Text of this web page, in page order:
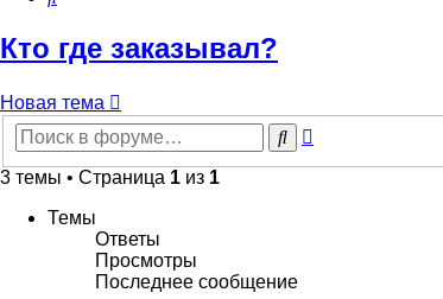
Кто где заказывал?
Новая тема
Поиск
3 темы • Страница 1 из 1
Темы
Ответы
Просмотры
Последнее сообщение